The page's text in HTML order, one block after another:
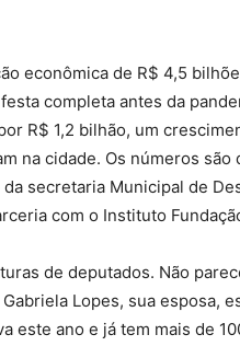
econômica de R$ 4,5
completa antes da
R$ 1,2 bilhão, um
na cidade. Os números são
da secretaria Municipal de
com o Instituto
de deputados. Não
Lopes, sua esposa,
este ano e já tem mais de